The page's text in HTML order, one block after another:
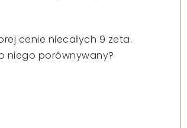
cenie niecałych 9 zeta.
niego porównywany?